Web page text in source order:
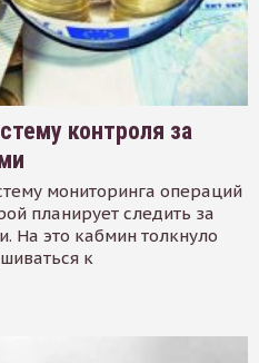
контроля за
мониторинга операций
планирует следить за
На это кабмин толкнуло
к